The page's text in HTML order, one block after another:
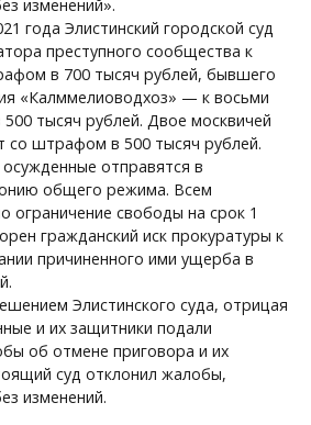
изменений».
года Элистинский городской суд
преступного сообщества к
в 700 тысяч рублей, бывшего
«Калммелиоводхоз» — к восьми
тысяч рублей. Двое москвичей
со штрафом в 500 тысяч рублей.
отправятся в
общего режима. Всем
ограничение свободы на срок 1
гражданский иск прокуратуры к
причиненного ими ущерба в
Элистинского суда, отрицая
и их защитники подали
об отмене приговора и их
суд отклонил жалобы,
изменений.